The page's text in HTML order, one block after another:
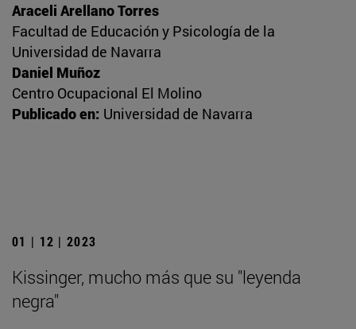
Araceli Arellano Torres
Facultad de Educación y Psicología de la
Universidad de Navarra
Daniel Muñoz
Centro Ocupacional El Molino
Publicado en: Universidad de Navarra
01 | 12 | 2023
Kissinger, mucho más que su "leyenda
negra"